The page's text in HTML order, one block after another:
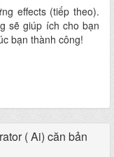
effects (tiếp theo).
sẽ giúp ích cho bạn
bạn thành công!
( Ai) căn bản